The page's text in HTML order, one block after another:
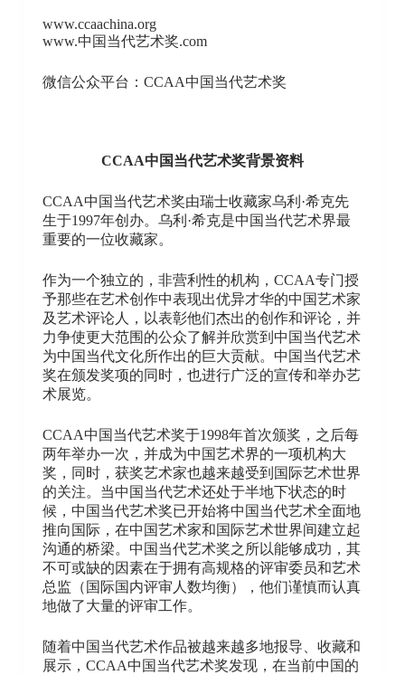
www.ccaachina.org
www.中国当代艺术奖.com
微信公众平台：CCAA中国当代艺术奖
CCAA中国当代艺术奖背景资料
CCAA中国当代艺术奖由瑞士收藏家乌利·希克先
生于1997年创办。乌利·希克是中国当代艺术界最
重要的一位收藏家。
作为一个独立的，非营利性的机构，CCAA专门授
予那些在艺术创作中表现出优异才华的中国艺术家
及艺术评论人，以表彰他们杰出的创作和评论，并
力争使更大范围的公众了解并欣赏到中国当代艺术
为中国当代文化所作出的巨大贡献。中国当代艺术
奖在颁发奖项的同时，也进行广泛的宣传和举办艺
术展览。
CCAA中国当代艺术奖于1998年首次颁奖，之后每
两年举办一次，并成为中国艺术界的一项机构大
奖，同时，获奖艺术家也越来越受到国际艺术世界
的关注。当中国当代艺术还处于半地下状态的时
候，中国当代艺术奖已开始将中国当代艺术全面地
推向国际，在中国艺术家和国际艺术世界间建立起
沟通的桥梁。中国当代艺术奖之所以能够成功，其
不可或缺的因素在于拥有高规格的评审委员和艺术
总监（国际国内评审人数均衡），他们谨慎而认真
地做了大量的评审工作。
随着中国当代艺术作品被越来越多地报导、收藏和
展示，CCAA中国当代艺术奖发现，在当前中国的